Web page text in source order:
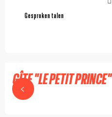
Gesproken talen
Gesproken talen
GÎTE "LE PETIT PRINCE"
SAINT-MARCEL-D'URFÉ